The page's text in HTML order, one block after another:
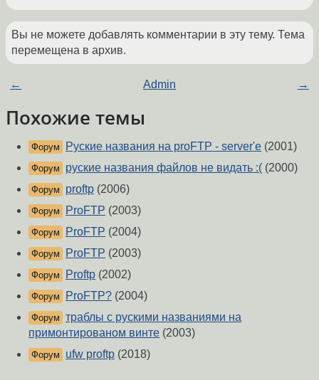
Вы не можете добавлять комментарии в эту тему. Тема
перемещена в архив.
← Admin →
Похожие темы
Форум Руские названия на proFTP - server'е (2001)
Форум руские названия файлов не видать :( (2000)
Форум proftp (2006)
Форум ProFTP (2003)
Форум ProFTP (2004)
Форум ProFTP (2003)
Форум Proftp (2002)
Форум ProFTP? (2004)
Форум траблы с рускими названиями на
примонтированом винте (2003)
Форум ufw proftp (2018)